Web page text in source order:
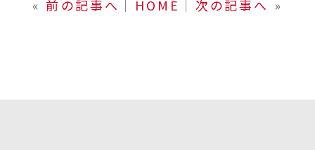
« 前の記事へ │ HOME │ 次の記事へ »